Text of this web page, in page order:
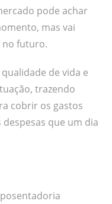
pode achar
mas vai
no futuro.
de vida e
trazendo
cobrir os gastos
despesas que um dia